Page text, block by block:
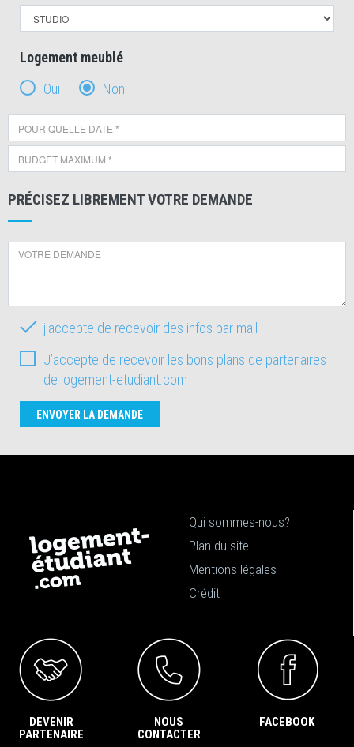
Logement meublé
Oui
Non
PRÉCISEZ LIBREMENT VOTRE DEMANDE
j'accepte de recevoir des infos par mail
J’accepte de recevoir les bons plans de partenaires
de logement-etudiant.com
ENVOYER LA DEMANDE
Qui sommes-nous?
Plan du site
Mentions légales
Crédit
DEVENIR
PARTENAIRE
NOUS
CONTACTER
FACEBOOK